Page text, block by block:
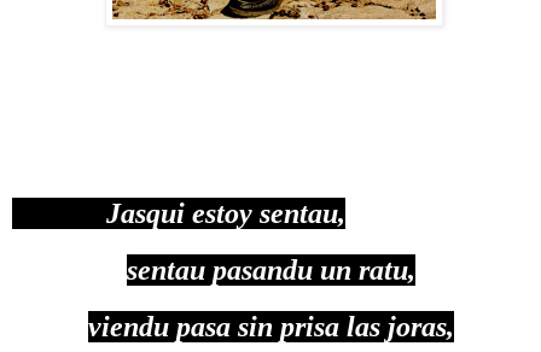
Jasqui estoy sentau,
sentau pasandu un ratu,
viendu pasa sin prisa las joras,